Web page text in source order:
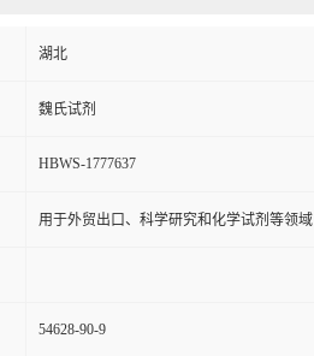
湖北
魏氏试剂
HBWS-1777637
用于外贸出口、科学研究和化学试剂等领域
54628-90-9